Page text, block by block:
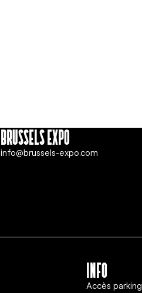
Brussels Expo
info@brussels-expo.com
info
Accès parking